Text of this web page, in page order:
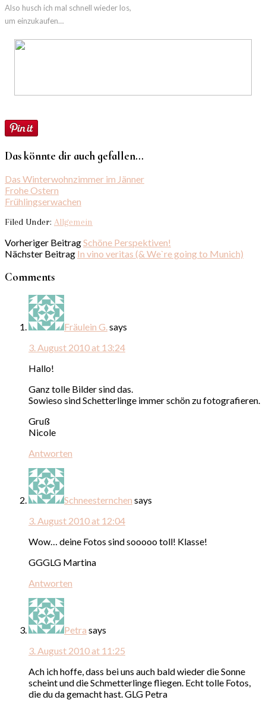
Also husch ich mal schnell wieder los,
um einzukaufen…
Das könnte dir auch gefallen...
Das Winterwohnzimmer im Jänner
Frohe Ostern
Frühlingserwachen
Filed Under: Allgemein
Vorheriger BeitragSchöne Perspektiven!
Nächster Beitrag In vino veritas (& We`re going to Munich)
Comments
Fräulein G. says
3. August 2010 at 13:24
Hallo!
Ganz tolle Bilder sind das.
Sowieso sind Schetterlinge immer schön zu fotografieren.
Gruß
Nicole
Antworten
Schneesternchen says
3. August 2010 at 12:04
Wow… deine Fotos sind sooooo toll! Klasse!
GGGLG Martina
Antworten
Petra says
3. August 2010 at 11:25
Ach ich hoffe, dass bei uns auch bald wieder die Sonne
scheint und die Schmetterlinge fliegen. Echt tolle Fotos,
die du da gemacht hast. GLG Petra